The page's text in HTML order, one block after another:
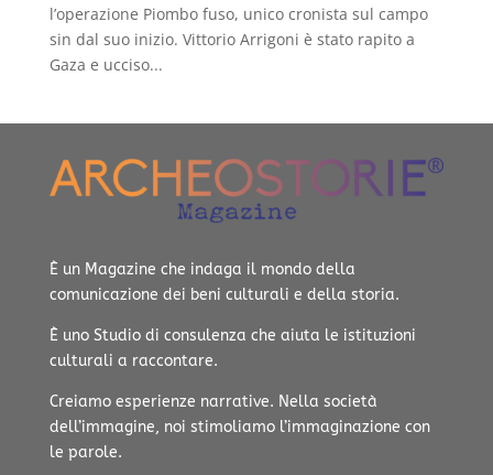
l’operazione Piombo fuso, unico cronista sul campo
sin dal suo inizio. Vittorio Arrigoni è stato rapito a
Gaza e ucciso...
È un Magazine che indaga il mondo della
comunicazione dei beni culturali e della storia.
È uno Studio di consulenza che aiuta le istituzioni
culturali a raccontare.
Creiamo esperienze narrative. Nella società
dell’immagine, noi stimoliamo l’immaginazione con
le parole.